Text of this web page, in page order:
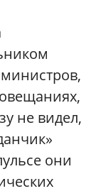
не видел,
они